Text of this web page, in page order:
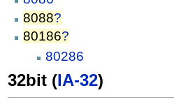
8088?
80186?
80286
32bit (IA-32)